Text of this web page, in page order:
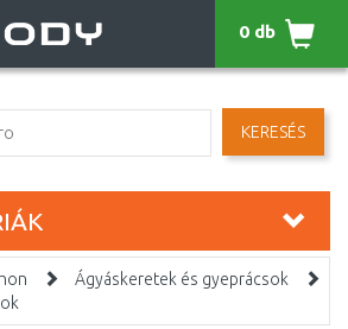
KERESÉS
0 db
Ágyáskeretek és gyeprácsok